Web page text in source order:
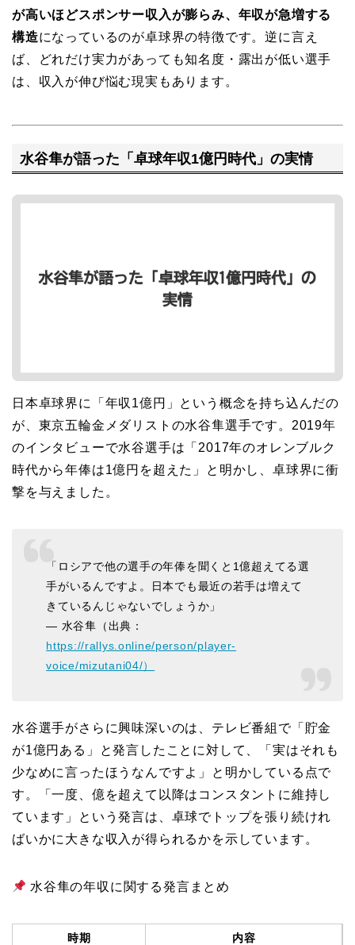
が高いほどスポンサー収入が膨らみ、年収が急増する
構造になっているのが卓球界の特徴です。逆に言え
ば、どれだけ実力があっても知名度・露出が低い選手
は、収入が伸び悩む現実もあります。
水谷隼が語った「卓球年収1億円時代」の実情
日本卓球界に「年収1億円」という概念を持ち込んだの
が、東京五輪金メダリストの水谷隼選手です。2019年
のインタビューで水谷選手は「2017年のオレンブルク
時代から年俸は1億円を超えた」と明かし、卓球界に衝
撃を与えました。
「ロシアで他の選手の年俸を聞くと1億超えてる選
手がいるんですよ。日本でも最近の若手は増えて
きているんじゃないでしょうか」
— 水谷隼（出典：
https://rallys.online/person/player-
voice/mizutani04/）
水谷選手がさらに興味深いのは、テレビ番組で「貯金
が1億円ある」と発言したことに対して、「実はそれも
少なめに言ったほうなんですよ」と明かしている点で
す。「一度、億を超えて以降はコンスタントに維持し
ています」という発言は、卓球でトップを張り続けれ
ばいかに大きな収入が得られるかを示しています。
水谷隼の年収に関する発言まとめ
時期 内容